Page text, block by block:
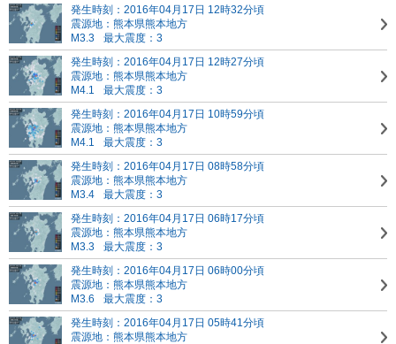
発生時刻：2016年04月17日 12時32分頃
震源地：熊本県熊本地方
M3.3
最大震度：3
発生時刻：2016年04月17日 12時27分頃
震源地：熊本県熊本地方
M4.1
最大震度：3
発生時刻：2016年04月17日 10時59分頃
震源地：熊本県熊本地方
M4.1
最大震度：3
発生時刻：2016年04月17日 08時58分頃
震源地：熊本県熊本地方
M3.4
最大震度：3
発生時刻：2016年04月17日 06時17分頃
震源地：熊本県熊本地方
M3.3
最大震度：3
発生時刻：2016年04月17日 06時00分頃
震源地：熊本県熊本地方
M3.6
最大震度：3
発生時刻：2016年04月17日 05時41分頃
震源地：熊本県熊本地方